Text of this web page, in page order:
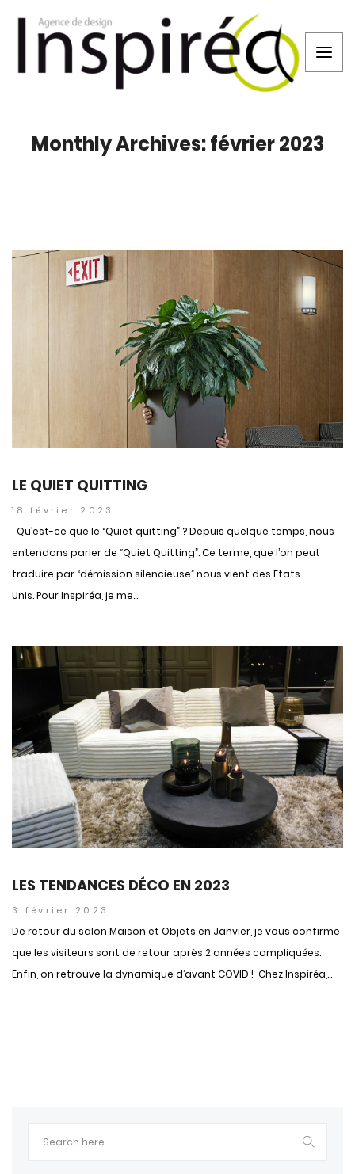
Monthly Archives: février 2023
LE QUIET QUITTING
18 février 2023
Qu’est-ce que le “Quiet quitting” ? Depuis quelque temps, nous
entendons parler de “Quiet Quitting”. Ce terme, que l’on peut
traduire par “démission silencieuse” nous vient des Etats-
Unis. Pour Inspiréa, je me...
LES TENDANCES DÉCO EN 2023
3 février 2023
De retour du salon Maison et Objets en Janvier, je vous confirme
que les visiteurs sont de retour après 2 années compliquées.
Enfin, on retrouve la dynamique d’avant COVID ! Chez Inspiréa,...